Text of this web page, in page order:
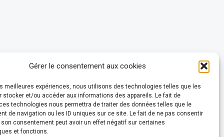
Gérer le consentement aux cookies
meilleures expériences, nous utilisons des technologies telles que les
stocker et/ou accéder aux informations des appareils. Le fait de
technologies nous permettra de traiter des données telles que le
de navigation ou les ID uniques sur ce site. Le fait de ne pas consentir
son consentement peut avoir un effet négatif sur certaines
et fonctions.